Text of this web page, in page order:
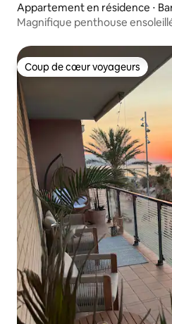
Appartement en résidence ⋅
Magnifique penthouse
Coup de cœur voyageurs
Coup de cœur voyageurs